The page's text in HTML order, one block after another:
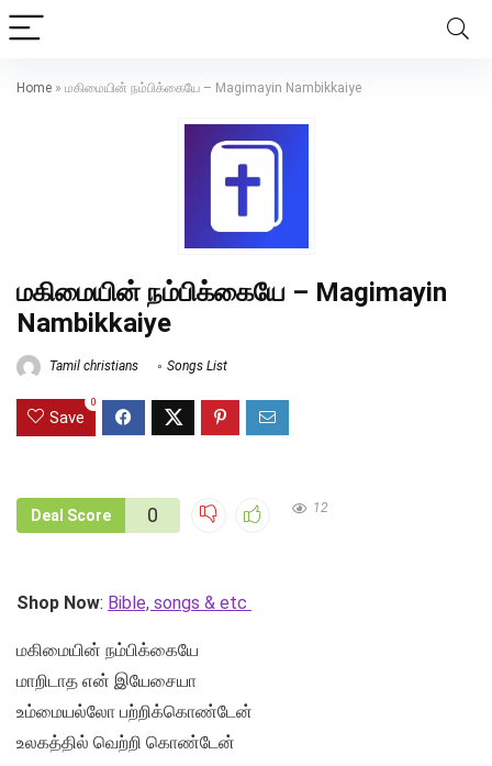
Home » மகிமையின் நம்பிக்கையே – Magimayin Nambikkaiye
மகிமையின் நம்பிக்கையே – Magimayin
Nambikkaiye
Tamil christians Songs List
Save
0
Deal Score 0 12
Shop Now: Bible, songs & etc
மகிமையின் நம்பிக்கையே
மாறிடாத என் இயேசையா
உம்மையல்லோ பற்றிக்கொண்டேன்
உலகத்தில் வெற்றி கொண்டேன்